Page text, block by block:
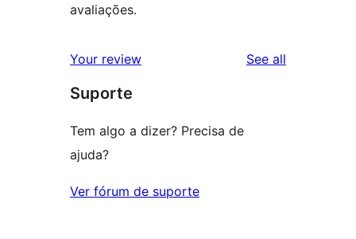
avaliações.
Your review See all
Suporte
Tem algo a dizer? Precisa de
ajuda?
Ver fórum de suporte